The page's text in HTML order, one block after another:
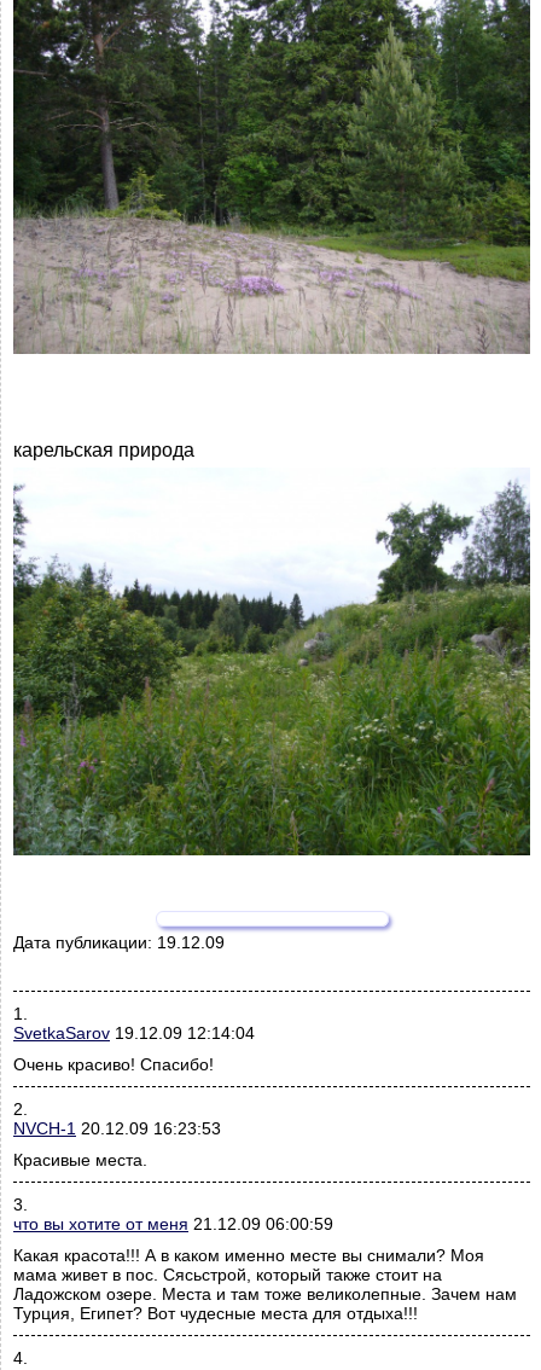
карельская природа
Дата публикации: 19.12.09
1.
SvetkaSarov 19.12.09 12:14:04
Очень красиво! Спасибо!
2.
NVCH-1 20.12.09 16:23:53
Красивые места.
3.
что вы хотите от меня 21.12.09 06:00:59
Какая красота!!! А в каком именно месте вы снимали? Моя
мама живет в пос. Сясьстрой, который также стоит на
Ладожском озере. Места и там тоже великолепные. Зачем нам
Турция, Египет? Вот чудесные места для отдыха!!!
4.